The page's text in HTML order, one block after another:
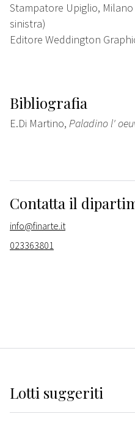
Stampatore Upiglio,
sinistra)
Editore Weddington
Bibliografia
E.Di Martino, Paladino l'
Contatta il
info@finarte.it
023363801
Lotti suggeriti